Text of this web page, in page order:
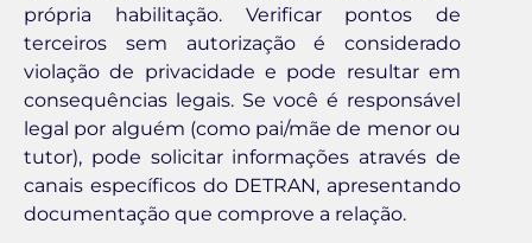
própria habilitação. Verificar pontos de
terceiros sem autorização é considerado
violação de privacidade e pode resultar em
consequências legais. Se você é responsável
legal por alguém (como pai/mãe de menor ou
tutor), pode solicitar informações através de
canais específicos do DETRAN, apresentando
documentação que comprove a relação.